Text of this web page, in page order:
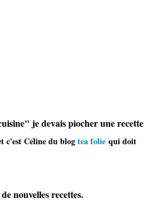
je devais piocher une recette
c'est Céline du blogtea folie qui doit
nouvelles recettes.